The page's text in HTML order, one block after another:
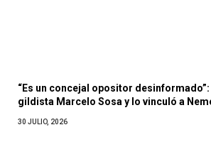
“Es un concejal opositor desinformado”:
gildista Marcelo Sosa y lo vinculó a
30 JULIO, 2026